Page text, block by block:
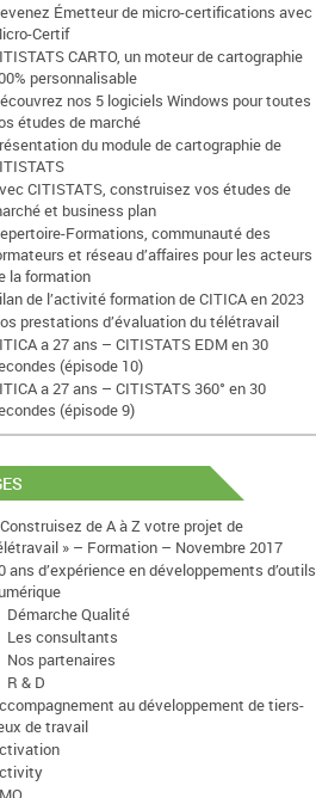
Émetteur de micro-certifications avec
Certif
CARTO, un moteur de cartographie
personnalisable
nos 5 logiciels Windows pour toutes
études de marché
du module de cartographie de
CITISTATS, construisez vos études de
et business plan
Formations, communauté des
et réseau d’affaires pour les acteurs
la formation
de l’activité formation de CITICA en 2023
prestations d’évaluation du télétravail
a 27 ans – CITISTATS EDM en 30
(épisode 10)
a 27 ans – CITISTATS 360° en 30
(épisode 9)
de A à Z votre projet de
» – Formation – Novembre 2017
ans d’expérience en développements d’outils
Démarche Qualité
Les consultants
Nos partenaires
R & D
au développement de tiers-
de travail